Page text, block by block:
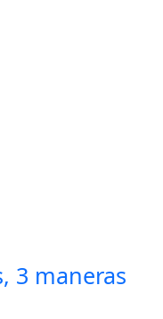
3 maneras